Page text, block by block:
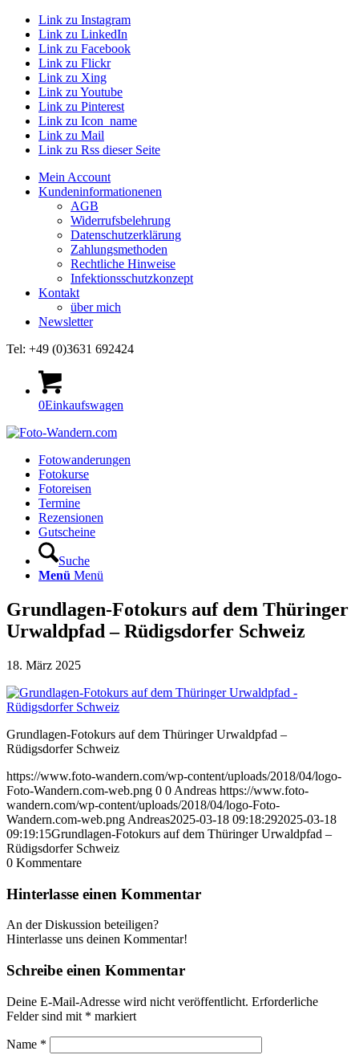
Link zu Instagram
Link zu LinkedIn
Link zu Facebook
Link zu Flickr
Link zu Xing
Link zu Youtube
Link zu Pinterest
Link zu Icon_name
Link zu Mail
Link zu Rss dieser Seite
Mein Account
Kundeninformationenen
AGB
Widerrufsbelehrung
Datenschutzerklärung
Zahlungsmethoden
Rechtliche Hinweise
Infektionsschutzkonzept
Kontakt
über mich
Newsletter
Tel: +49 (0)3631 692424
0Einkaufswagen
Fotowanderungen
Fotokurse
Fotoreisen
Termine
Rezensionen
Gutscheine
Suche
Menü Menü
Grundlagen-Fotokurs auf dem Thüringer
Urwaldpfad – Rüdigsdorfer Schweiz
18. März 2025
Grundlagen-Fotokurs auf dem Thüringer Urwaldpfad –
Rüdigsdorfer Schweiz
https://www.foto-wandern.com/wp-content/uploads/2018/04/logo-
Foto-Wandern.com-web.png 0 0 Andreas https://www.foto-
wandern.com/wp-content/uploads/2018/04/logo-Foto-
Wandern.com-web.png Andreas2025-03-18 09:18:292025-03-18
09:19:15Grundlagen-Fotokurs auf dem Thüringer Urwaldpfad –
Rüdigsdorfer Schweiz
0 Kommentare
Hinterlasse einen Kommentar
An der Diskussion beteiligen?
Hinterlasse uns deinen Kommentar!
Schreibe einen Kommentar
Deine E-Mail-Adresse wird nicht veröffentlicht. Erforderliche
Felder sind mit * markiert
Name *